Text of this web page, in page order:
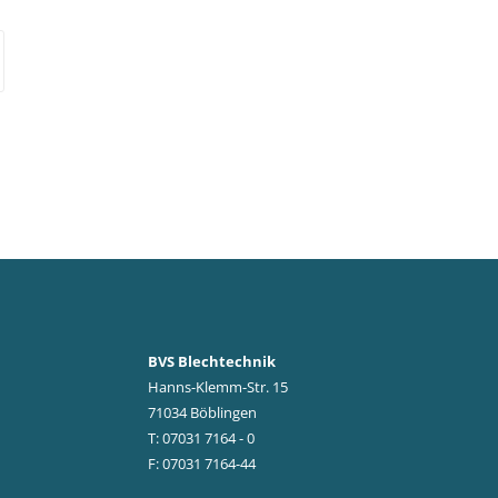
BVS Blechtechnik
Hanns-Klemm-Str. 15
71034 Böblingen
T: 07031 7164 - 0
F: 07031 7164-44